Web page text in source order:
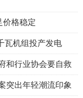
价格稳定
瓦机组投产发电
和行业协会要自救
突出年轻潮流印象